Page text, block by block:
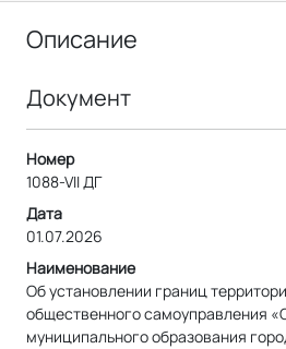
Описание
Документ
Номер
1088-VII ДГ
Дата
01.07.2026
Наименование
Об установлении границ
общественного самоуправления
муниципального образования